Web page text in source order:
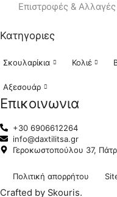
Eπιστροφές & Αλλαγές
Κατηγοριες
Σκουλαρίκια Κολιέ
Αξεσουάρ
Επικοινωνια
+30 6906612264
info@daxtilitsa.gr
Γεροκωστοπούλου 37,
Πολιτική απορρήτου
Crafted by Skouris.